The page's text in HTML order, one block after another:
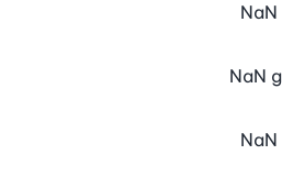
NaN
NaN g
NaN